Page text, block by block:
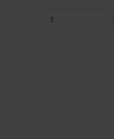
Fles 50mm